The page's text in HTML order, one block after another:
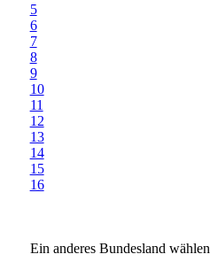
5
6
7
8
9
10
11
12
13
14
15
16
Ein anderes Bundesland wählen